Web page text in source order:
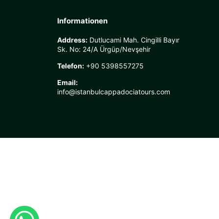
Informationen
Address: Dutlucami Mah. Cingilli Bayır
Sk. No: 24/A Ürgüp/Nevşehir
Telefon: +90 5398557275
Email:
info@istanbulcappadociatours.com